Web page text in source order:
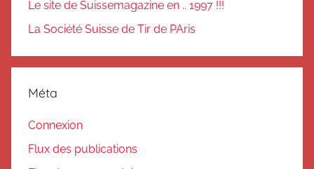
Le site de Suissemagazine en .. 1997 !!!
La Société Suisse de Tir de PAris
Méta
Connexion
Flux des publications